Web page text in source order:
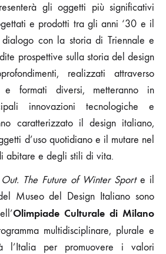
gli oggetti più significativi
e prodotti tra gli anni ‘30 e il
con la storia di Triennale e
prospettive sulla storia del design
realizzati attraverso
e formati diversi, metteranno in
innovazioni tecnologiche e
caratterizzato il design italiano,
d’uso quotidiano e il mutare nel
abitare e degli stili di vita.
The Future of Winter Sport e il
Museo del Design Italiano sono
Olimpiade Culturale di Milano
multidisciplinare, plurale e
l’Italia per promuovere i valori